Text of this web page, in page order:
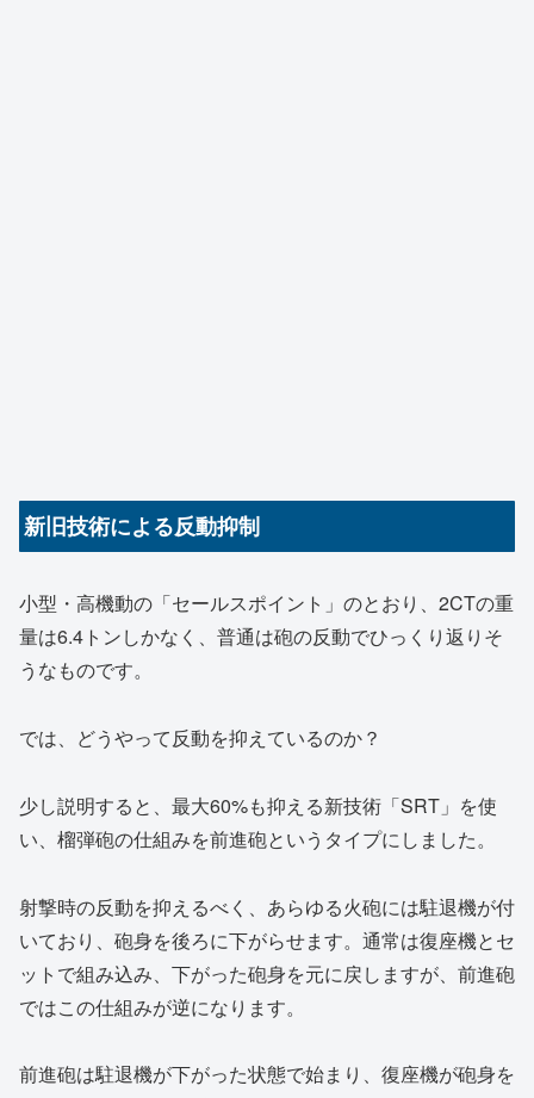
新旧技術による反動抑制
小型・高機動の「セールスポイント」のとおり、2CTの重
量は6.4トンしかなく、普通は砲の反動でひっくり返りそ
うなものです。
では、どうやって反動を抑えているのか？
少し説明すると、最大60%も抑える新技術「SRT」を使
い、榴弾砲の仕組みを前進砲というタイプにしました。
射撃時の反動を抑えるべく、あらゆる火砲には駐退機が付
いており、砲身を後ろに下がらせます。通常は復座機とセ
ットで組み込み、下がった砲身を元に戻しますが、前進砲
ではこの仕組みが逆になります。
前進砲は駐退機が下がった状態で始まり、復座機が砲身を